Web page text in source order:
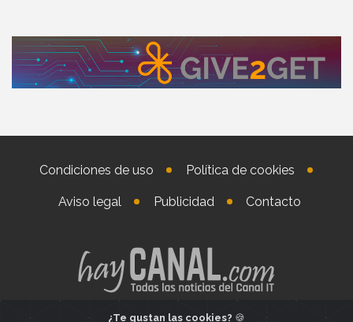
Condiciones de uso Política de cookies
Aviso legal Publicidad Contacto
¿Te gustan las cookies? 🍪